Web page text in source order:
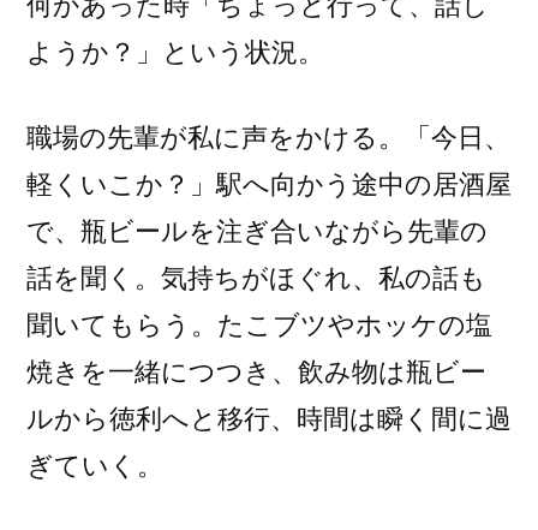
ようか？」という状況。
職場の先輩が私に声をかける。「今日、
軽くいこか？」駅へ向かう途中の居酒屋
で、瓶ビールを注ぎ合いながら先輩の
話を聞く。気持ちがほぐれ、私の話も
聞いてもらう。たこブツやホッケの塩
焼きを一緒につつき、飲み物は瓶ビー
ルから徳利へと移行、時間は瞬く間に過
ぎていく。